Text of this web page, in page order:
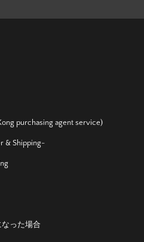
purchasing agent service)
& Shipping-
った場合